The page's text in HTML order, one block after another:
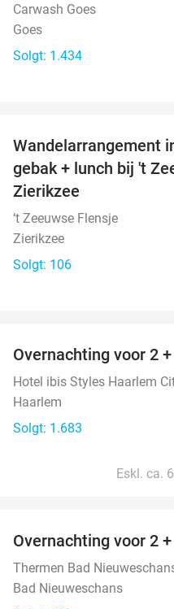
Carwash Goes
Goes
Solgt: 1.434
Wandelarrangement
gebak + lunch bij 't
Zierikzee
‘t Zeeuwse Flensje
Zierikzee
Solgt: 106
Overnachting voor 2
Hotel ibis Styles Haarlem
Haarlem
Solgt: 1.683
Eskl. ca.
Overnachting voor 2
Thermen Bad
Bad Nieuweschans